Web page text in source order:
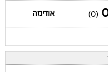
(0) אודינזה